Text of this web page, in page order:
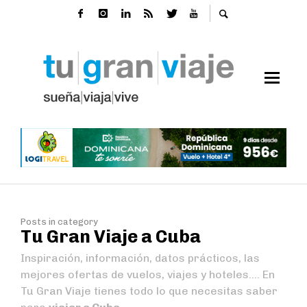
Posts in category
Tu Gran Viaje a Cuba
Inspiración, información, datos prácticos, las
mejores ofertas de vuelos, viajes y hoteles…. En
Tu Gran Viaje tienes todo lo que necesitas saber